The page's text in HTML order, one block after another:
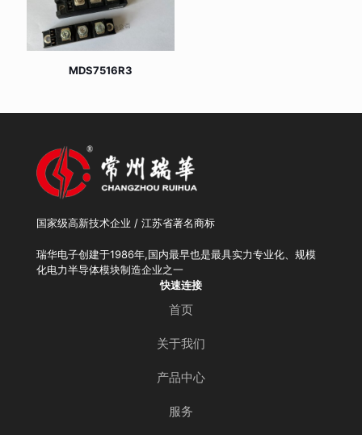
MDS7516R3
国家级高新技术企业 / 江苏省著名商标
瑞华电子创建于1986年,国内最早也是最具实力专业化、规模
化电力半导体模块制造企业之一
快速连接
首页
关于我们
产品中心
服务